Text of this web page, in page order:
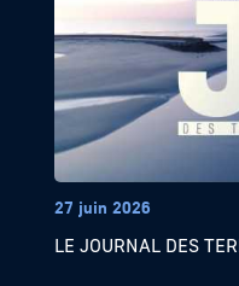
27 juin 2026
LE JOURNAL DES